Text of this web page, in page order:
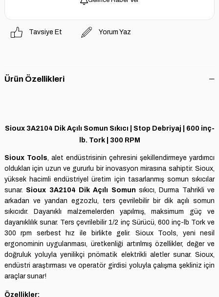
Tavsiye Et Yorum Yaz
Ürün Özellikleri
Sioux 3A2104 Dik Açılı Somun Sıkıcı | Stop Debriyaj | 600 inç-
lb. Tork | 300 RPM
Sioux Tools, alet endüstrisinin çehresini şekillendirmeye yardımcı
oldukları için uzun ve gururlu bir inovasyon mirasına sahiptir.Sioux,
yüksek hacimli endüstriyel üretim için tasarlanmış somun sıkıcılar
sunar. Sioux 3A2104 Dik Açılı Somun sıkıcı, Durma Tahrikli ve
arkadan ve yandan egzozlu, ters çevrilebilir bir dik açılı somun
sıkıcıdır.
Dayanıklı malzemelerden yapılmış, maksimum güç ve
dayanıklılık sunar. Ters çevrilebilir 1/2 inç Sürücü, 600 inç-lb Tork ve
300 rpm serbest hız ile birlikte gelir. Sioux Tools, yeni nesil
ergonominin uygulanması, üretkenliği artırılmış özellikler, değer ve
doğruluk yoluyla yenilikçi pnömatik elektrikli aletler sunar.Sioux,
endüstri araştırması ve operatör girdisi yoluyla çalışma şekliniz için
araçlar sunar!
Özellikler: